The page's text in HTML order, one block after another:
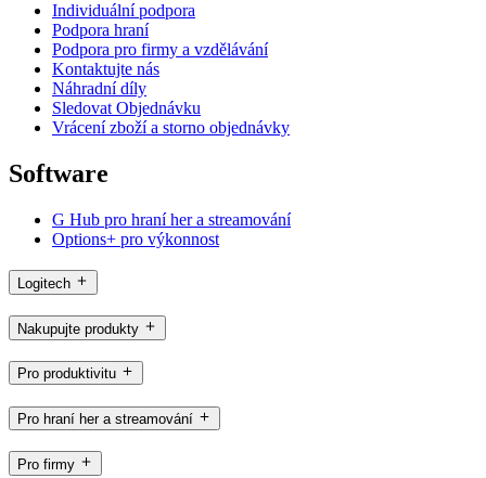
Individuální podpora
Podpora hraní
Podpora pro firmy a vzdělávání
Kontaktujte nás
Náhradní díly
Sledovat Objednávku
Vrácení zboží a storno objednávky
Software
G Hub pro hraní her a streamování
Options+ pro výkonnost
Logitech
Nakupujte produkty
Pro produktivitu
Pro hraní her a streamování
Pro firmy